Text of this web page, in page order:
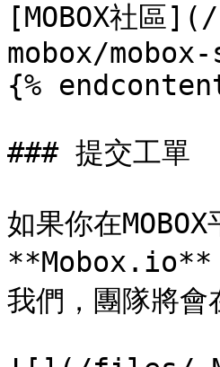
[MOBOX社
mobox/
{%
### 提交工單
如果你在
**Mobox.io**
我們，團隊將會